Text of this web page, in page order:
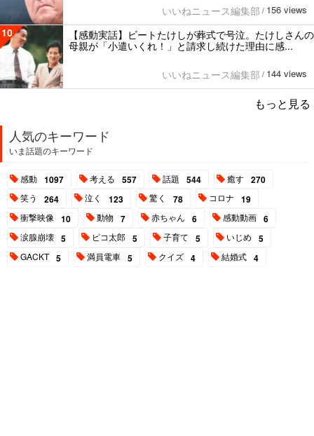
いいねニュース編集部 / 156 views
10
【感動実話】ビートたけしが葬式で号泣。たけしさんの
母親が「小遣いくれ！」と請求し続けた理由に感...
いいねニュース編集部 / 144 views
もっと見る
人気のキーワード
いま話題のキーワード
感動 1097 考える 557 話題 544 癒す 270
笑う 264 泣く 123 驚く 78 コロナ 19
衝撃映像 10 動物 7 赤ちゃん 6 感動動画 6
涙腺崩壊 5 ピコ太郎 5 子育て 5 いじめ 5
GACKT 5 満員電車 5 クイズ 4 結婚式 4